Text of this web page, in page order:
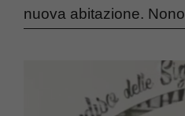
nuova abitazione.